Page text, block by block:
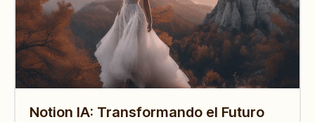
Notion IA: Transformando el Futuro